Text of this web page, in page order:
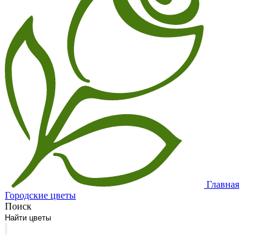
Главная
Городские цветы
Поиск